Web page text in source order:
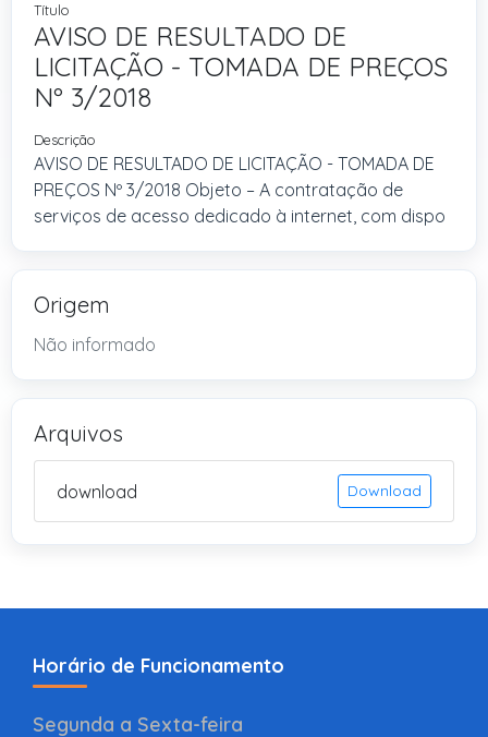
Título
AVISO DE RESULTADO DE
LICITAÇÃO - TOMADA DE PREÇOS
Nº 3/2018
Descrição
AVISO DE RESULTADO DE LICITAÇÃO - TOMADA DE
PREÇOS Nº 3/2018 Objeto – A contratação de
serviços de acesso dedicado à internet, com dispo
Origem
Não informado
Arquivos
download Download
Horário de Funcionamento
Segunda a Sexta-feira